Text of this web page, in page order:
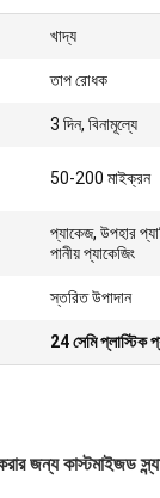
খাদ্য
তাপ রোধক
3 দিন, বিনামূল্যে
50-200 মাইক্রন
প্যাকেজ, উপহার
পানীয় প্যাকেজিং
স্তরিত উপাদান
24 সেমি প্লাস্টিক
জন্য কাস্টমাইজড